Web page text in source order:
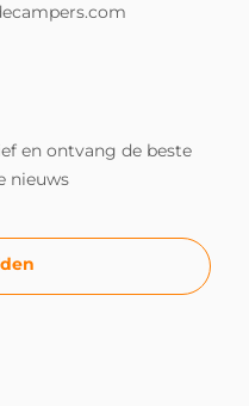
en ontvang de beste
nieuws